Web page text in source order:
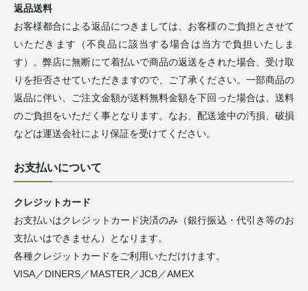
返品送料
お客様都合による返品につきましては、お客様のご負担とさせて
いただきます（不良品に該当する場合は当方で負担いたしま
す）。弊店に無断にて着払いで商品の返送をされた場合、受け取
りを拒否させていただきますので、ご了承ください。一部商品の
返品に伴い、ご注文金額が送料無料金額を下回った場合は、送料
のご負担をいただく事となります。なお、配送途中の汚損、破損
などは運送会社により保証を受けてください。
お支払いについて
クレジットカード
お支払いはクレジットカード決済のみ（銀行振込・代引き等のお
支払いはできません）となります。
各種クレジットカードをご利用いただけけます。
VISA／DINERS／MASTER／JCB／AMEX